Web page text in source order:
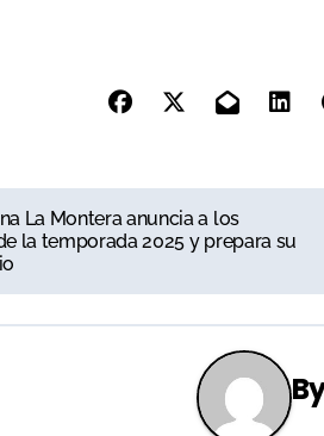
La Montera anuncia a los
la temporada 2025 y prepara su